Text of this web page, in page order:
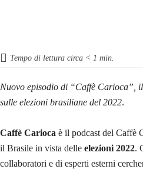
Tempo di lettura circa < 1 min.
Nuovo episodio di “Caffè Carioca”,
sulle elezioni brasiliane del 2022.
Caffè Carioca è il podcast del Caffè
il Brasile in vista delle elezioni 2022.
collaboratori e di esperti esterni